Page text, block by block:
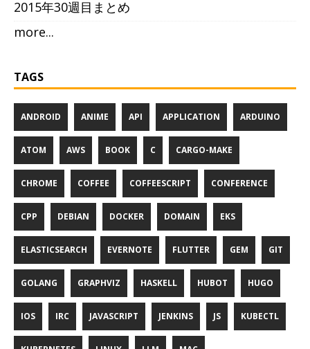
2015年30週目まとめ
more...
TAGS
ANDROID ANIME API APPLICATION ARDUINO
ATOM AWS BOOK C CARGO-MAKE
CHROME COFFEE COFFEESCRIPT CONFERENCE
CPP DEBIAN DOCKER DOMAIN EKS
ELASTICSEARCH EVERNOTE FLUTTER GEM GIT
GOLANG GRAPHVIZ HASKELL HUBOT HUGO
IOS IRC JAVASCRIPT JENKINS JS KUBECTL